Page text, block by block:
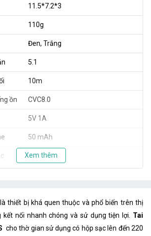
11.5*7.2*3
110g
Đen, Trắng
5.1
10m
ồn CVC8.0
5V 1A
50 mAh
2000 mAh
220 giờ
Xem thêm
thiết bị khá quen thuộc và phổ biến trên thị
nối nhanh chóng và sử dụng tiện lợi. Tai
cho thờ gian sử dụng có hộp sạc lên đến 220